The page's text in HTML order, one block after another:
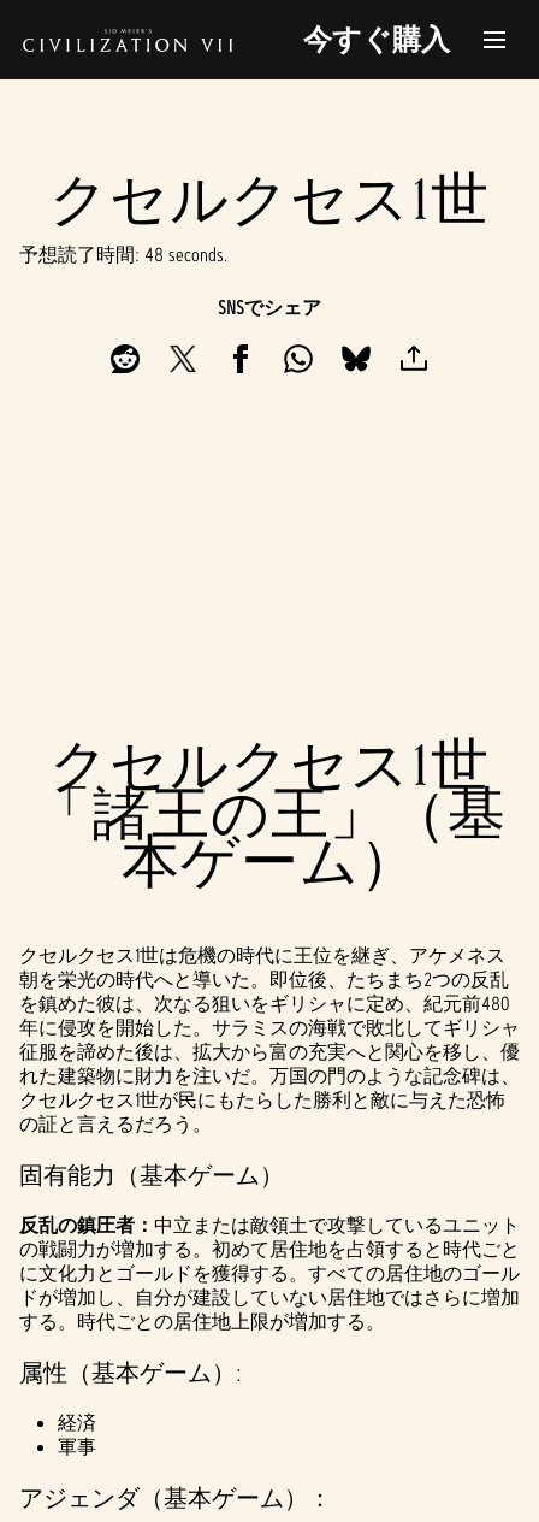
今すぐ購入
クセルクセス1世
予想読了時間 48 seconds
SNSでシェア
A
c
c
t
&
P
l
a
y
再生
をク
リッ
クす
と、
YouTu
beの
プラ
シー
クセルクセス1世
「諸王の王」（基
本ゲーム）
クセルクセス1世は危機の時代に王位を継ぎ、アケメネス
朝を栄光の時代へと導いた。即位後、たちまち2つの反乱
を鎮めた彼は、次なる狙いをギリシャに定め、紀元前480
年に侵攻を開始した。サラミスの海戦で敗北してギリシャ
征服を諦めた後は、拡大から富の充実へと関心を移し、優
れた建築物に財力を注いだ。万国の門のような記念碑は、
クセルクセス1世が民にもたらした勝利と敵に与えた恐怖
の証と言えるだろう。
固有能力（基本ゲーム）
反乱の鎮圧者： 中立または敵領土で攻撃しているユニット
の戦闘力が増加する。初めて居住地を占領すると時代ごと
に文化力とゴールドを獲得する。すべての居住地のゴール
ドが増加し、自分が建設していない居住地ではさらに増加
する。時代ごとの居住地上限が増加する。
属性（基本ゲーム）:
経済
軍事
アジェンダ（基本ゲーム）：